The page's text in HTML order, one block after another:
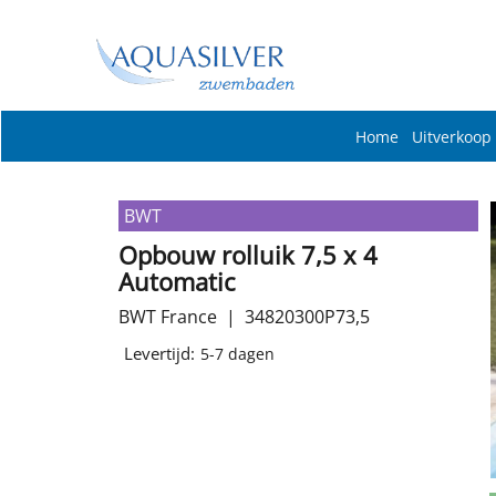
Home Uitverkoop
BWT
Opbouw rolluik 7,5 x 4
Automatic
BWT France 34820300P73,5
Levertijd: 5-7 dagen